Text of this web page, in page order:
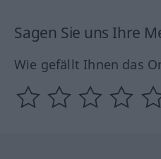
Sagen Sie uns Ihre
Wie gefällt Ihnen das